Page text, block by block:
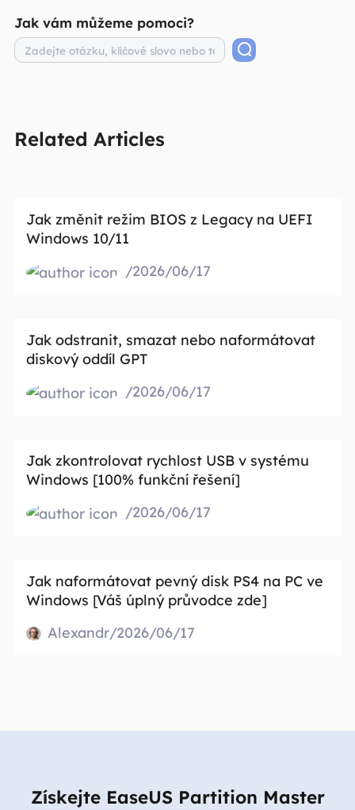
Jak vám můžeme pomoci?
Related Articles
Jak změnit režim BIOS z Legacy na UEFI
Windows 10/11
/2026/06/17
Jak odstranit, smazat nebo naformátovat
diskový oddíl GPT
/2026/06/17
Jak zkontrolovat rychlost USB v systému
Windows [100% funkční řešení]
/2026/06/17
Jak naformátovat pevný disk PS4 na PC ve
Windows [Váš úplný průvodce zde]
Alexandr/2026/06/17
Získejte EaseUS Partition Master